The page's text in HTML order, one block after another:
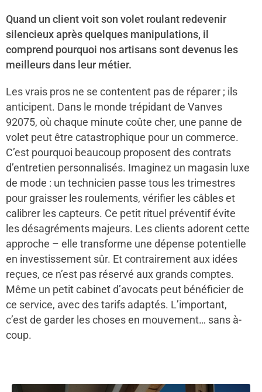
Quand un client voit son volet roulant redevenir
silencieux après quelques manipulations, il
comprend pourquoi nos artisans sont devenus les
meilleurs dans leur métier.
Les vrais pros ne se contentent pas de réparer ; ils
anticipent. Dans le monde trépidant de Vanves
92075, où chaque minute coûte cher, une panne de
volet peut être catastrophique pour un commerce.
C’est pourquoi beaucoup proposent des contrats
d’entretien personnalisés. Imaginez un magasin luxe
de mode : un technicien passe tous les trimestres
pour graisser les roulements, vérifier les câbles et
calibrer les capteurs. Ce petit rituel préventif évite
les désagréments majeurs. Les clients adorent cette
approche – elle transforme une dépense potentielle
en investissement sûr. Et contrairement aux idées
reçues, ce n’est pas réservé aux grands comptes.
Même un petit cabinet d’avocats peut bénéficier de
ce service, avec des tarifs adaptés. L’important,
c’est de garder les choses en mouvement… sans à-
coup.